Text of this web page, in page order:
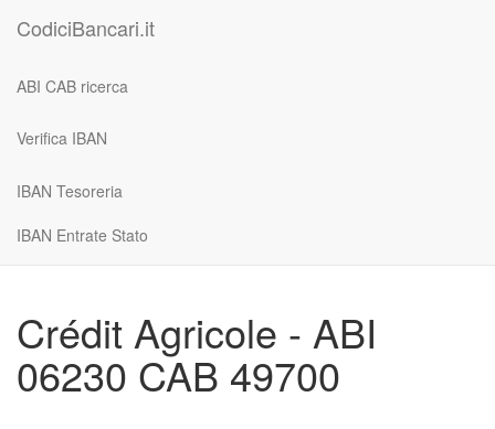
CodiciBancari.it
ABI CAB ricerca
Verifica IBAN
IBAN Tesoreria
IBAN Entrate Stato
Crédit Agricole - ABI
06230 CAB 49700